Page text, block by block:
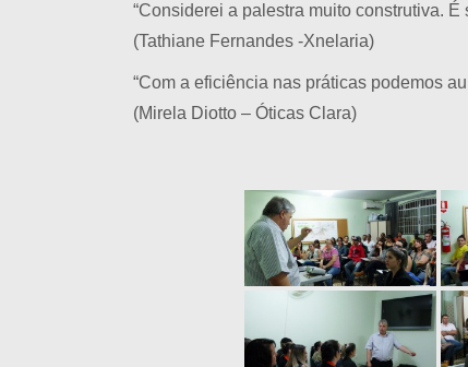
“Considerei a palestra muito construtiva.
(Tathiane Fernandes -Xnelaria)
“Com a eficiência nas práticas podemos
(Mirela Diotto – Óticas Clara)